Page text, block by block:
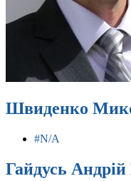
Швиденко
#N/A
Гайдусь